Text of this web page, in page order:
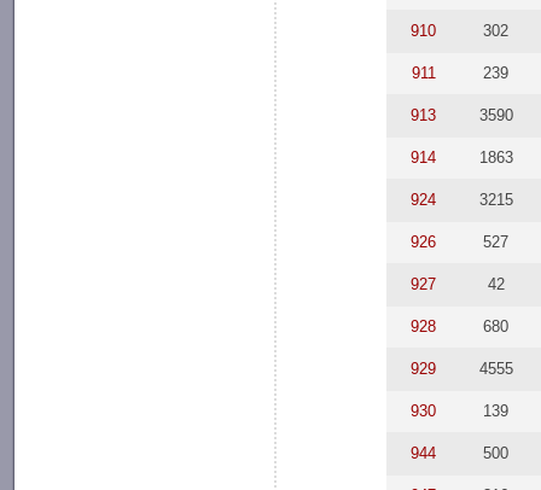
910 302
911 239
913 3590
914 1863
924 3215
926 527
927 42
928 680
929 4555
930 139
944 500